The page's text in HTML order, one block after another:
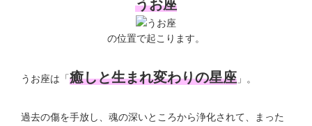
うお座
の位置で起こります。
うお座は「癒しと生まれ変わりの星座 」。
過去の傷を手放し、魂の深いところから浄化されて、まった